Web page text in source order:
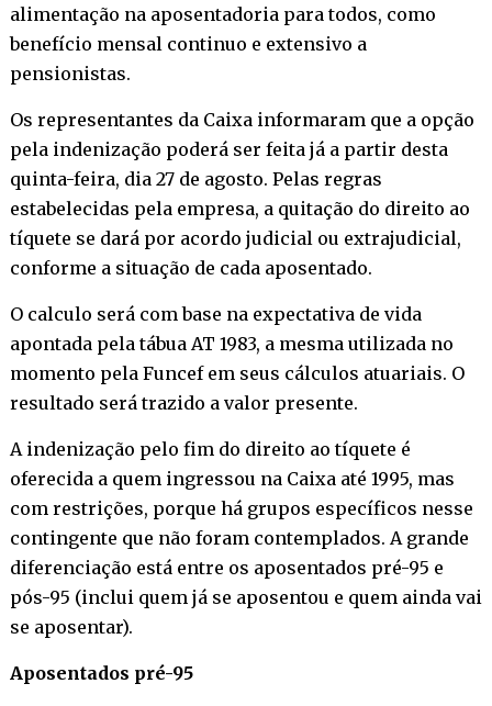
alimentação na aposentadoria para todos, como
benefício mensal continuo e extensivo a
pensionistas.
Os representantes da Caixa informaram que a opção
pela indenização poderá ser feita já a partir desta
quinta-feira, dia 27 de agosto. Pelas regras
estabelecidas pela empresa, a quitação do direito ao
tíquete se dará por acordo judicial ou extrajudicial,
conforme a situação de cada aposentado.
O calculo será com base na expectativa de vida
apontada pela tábua AT 1983, a mesma utilizada no
momento pela Funcef em seus cálculos atuariais. O
resultado será trazido a valor presente.
A indenização pelo fim do direito ao tíquete é
oferecida a quem ingressou na Caixa até 1995, mas
com restrições, porque há grupos específicos nesse
contingente que não foram contemplados. A grande
diferenciação está entre os aposentados pré-95 e
pós-95 (inclui quem já se aposentou e quem ainda vai
se aposentar).
Aposentados pré-95